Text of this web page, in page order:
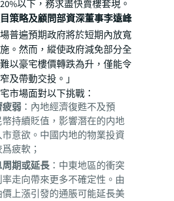
以下，務求盡快賣樓套現。
策略及顧問部資深董事李遠峰
普遍預期政府將於短期內放寬
。然而，縱使政府減免部分全
以豪宅樓價轉跌為升，僅能令
及帶動交投。」
市場面對以下挑戰：
疲弱 ：內地經濟復甦不及預
持續貶值，影響潛在的内地
意欲。中國内地的物業投資
疲軟；
期或延長 ：中東地區的衝突
走向帶來更多不確定性。由
上漲引發的通脹可能延長美